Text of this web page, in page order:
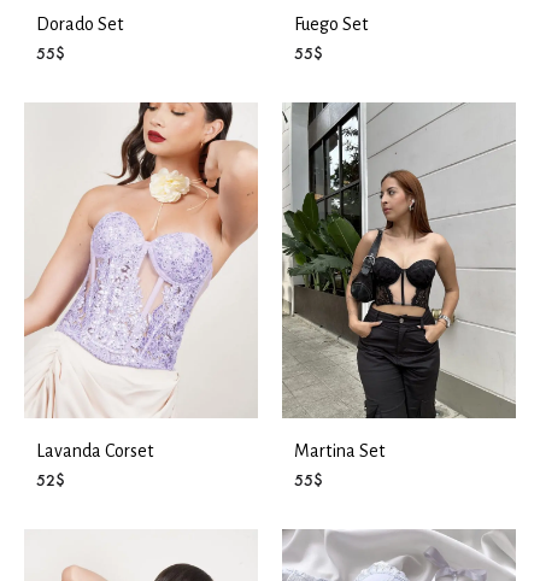
Dorado Set
55$
Fuego Set
55$
Lavanda Corset
52$
Martina Set
55$